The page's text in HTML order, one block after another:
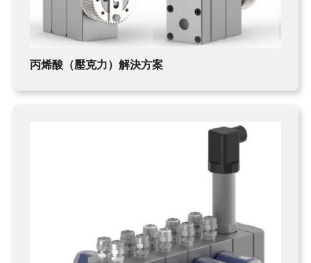
丙烯酸（壓克力）解決方案